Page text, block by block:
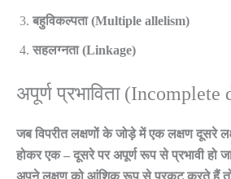
बहुविकल्पता (Multiple allelism)
सहलग्नता (Linkage)
अपूर्ण प्रभाविता
जब विपरीत लक्षणों के जोड़े में एक लक्षण दूसरे
होकर एक – दूसरे पर अपूर्ण रूप से प्रभावी हो